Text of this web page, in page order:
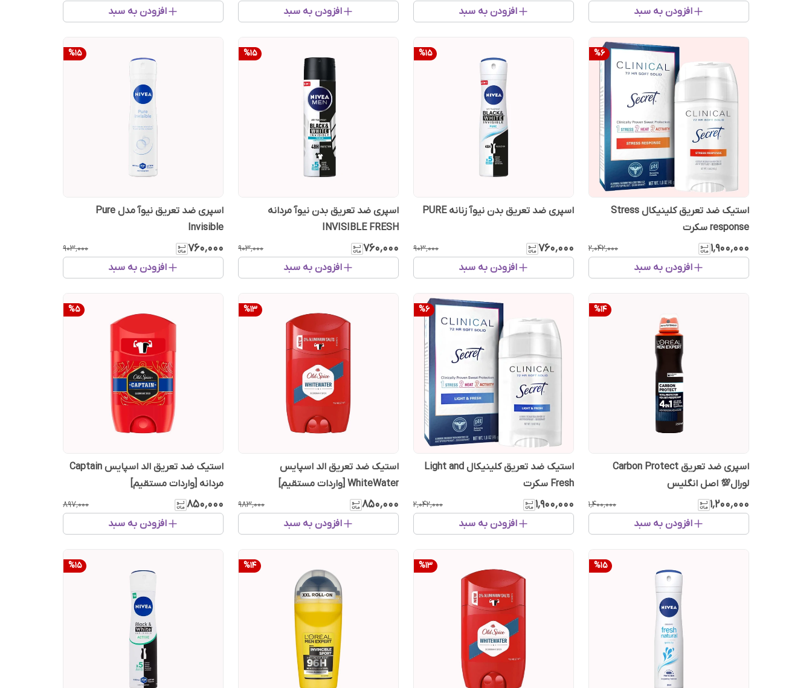
افزودن به سبد افزودن به سبد افزودن به سبد افزودن به سبد
%6
استیک ضد تعریق کلینیکال Stress
response سکرت
۱٬۹۰۰٬۰۰۰ ۲٬۰۴۲٬۰۰۰
افزودن به سبد
%15
اسپری ضد تعریق بدن نیوآ زنانه PURE
۷۶۰٬۰۰۰ ۹۰۳٬۰۰۰
افزودن به سبد
%15
اسپری ضد تعریق بدن نیوآ مردانه
INVISIBLE FRESH
۷۶۰٬۰۰۰ ۹۰۳٬۰۰۰
افزودن به سبد
%15
اسپری ضد تعریق نیوآ مدل Pure
Invisible
۷۶۰٬۰۰۰ ۹۰۳٬۰۰۰
افزودن به سبد
%14
اسپری ضد تعریق Carbon Protect
لورال💯 اصل انگلیس
۱٬۲۰۰٬۰۰۰ ۱٬۴۰۰٬۰۰۰
افزودن به سبد
%6
استیک ضد تعریق کلینیکال Light and
Fresh سکرت
۱٬۹۰۰٬۰۰۰ ۲٬۰۴۲٬۰۰۰
افزودن به سبد
%13
استیک ضد تعریق الد اسپایس
WhiteWater [واردات مستقیم]
۸۵۰٬۰۰۰ ۹۸۳٬۰۰۰
افزودن به سبد
%5
استیک ضد تعریق الد اسپایس Captain
مردانه [واردات مستقیم]
۸۵۰٬۰۰۰ ۸۹۷٬۰۰۰
افزودن به سبد
%15
%13
%14
%15